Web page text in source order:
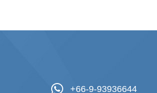
+66-9-93936644